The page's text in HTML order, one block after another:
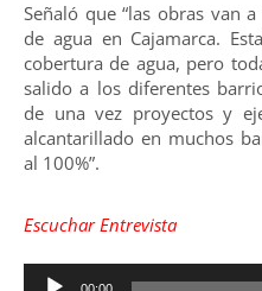
Señaló que “las obras van
de agua en Cajamarca.
cobertura de agua, pero
salido a los diferentes
de una vez proyectos y
alcantarillado en muchos
al 100%”.
Escuchar Entrevista
Reproductor